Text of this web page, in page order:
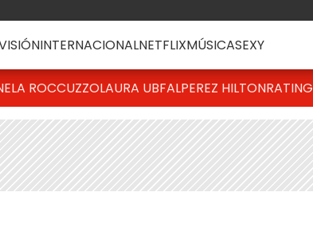
INTERNACIONALNETFLIXMÚSICASEXY
ROCCUZZOLAURA UBFALPEREZ HILTONRATING